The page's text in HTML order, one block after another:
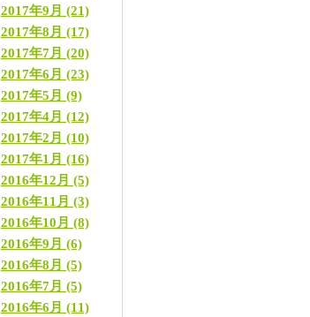
2017年9月 (21)
2017年8月 (17)
2017年7月 (20)
2017年6月 (23)
2017年5月 (9)
2017年4月 (12)
2017年2月 (10)
2017年1月 (16)
2016年12月 (5)
2016年11月 (3)
2016年10月 (8)
2016年9月 (6)
2016年8月 (5)
2016年7月 (5)
2016年6月 (11)